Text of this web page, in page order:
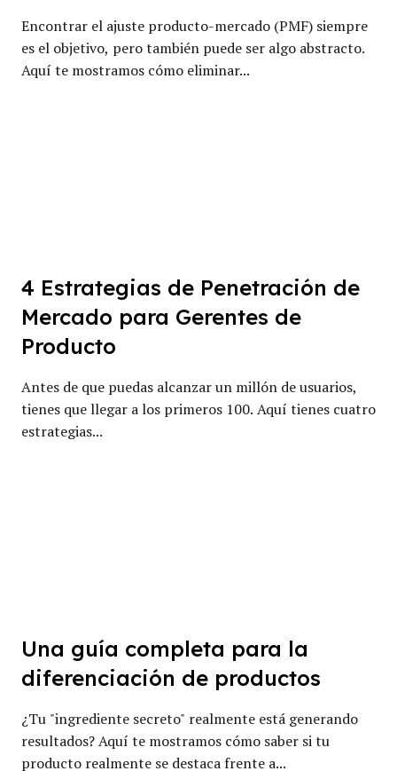
Encontrar el ajuste producto-mercado (PMF) siempre
es el objetivo, pero también puede ser algo abstracto.
Aquí te mostramos cómo eliminar...
4 Estrategias de Penetración de
Mercado para Gerentes de
Producto
Antes de que puedas alcanzar un millón de usuarios,
tienes que llegar a los primeros 100. Aquí tienes cuatro
estrategias...
Una guía completa para la
diferenciación de productos
¿Tu "ingrediente secreto" realmente está generando
resultados? Aquí te mostramos cómo saber si tu
producto realmente se destaca frente a...